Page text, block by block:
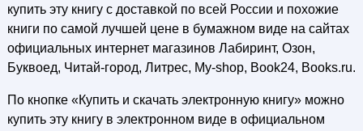
купить эту книгу с доставкой по всей России и похожие
книги по самой лучшей цене в бумажном виде на сайтах
официальных интернет магазинов Лабиринт, Озон,
Буквоед, Читай-город, Литрес, My-shop, Book24, Books.ru.
По кнопке «Купить и скачать электронную книгу» можно
купить эту книгу в электронном виде в официальном